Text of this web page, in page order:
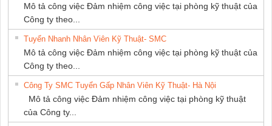
Mô tả công việc Đảm nhiệm công việc tại phòng kỹ thuật của
Công ty theo...
Tuyển Nhanh Nhân Viên Kỹ Thuật- SMC
Mô tả công việc Đảm nhiệm công việc tại phòng kỹ thuật của
Công ty theo...
Công Ty SMC Tuyển Gấp Nhân Viên Kỹ Thuật- Hà Nội
Mô tả công việc Đảm nhiệm công việc tại phòng kỹ thuật
của Công ty...